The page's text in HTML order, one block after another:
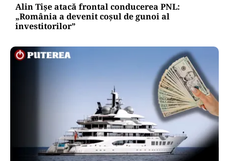
Alin Tișe atacă frontal conducerea PNL:
„România a devenit coșul de gunoi al
investitorilor”